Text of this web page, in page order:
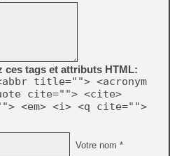
ces tags et attributs HTML:
title=""> <acronym
cite=""> <cite>
<em> <i> <q cite="">
Votre nom *